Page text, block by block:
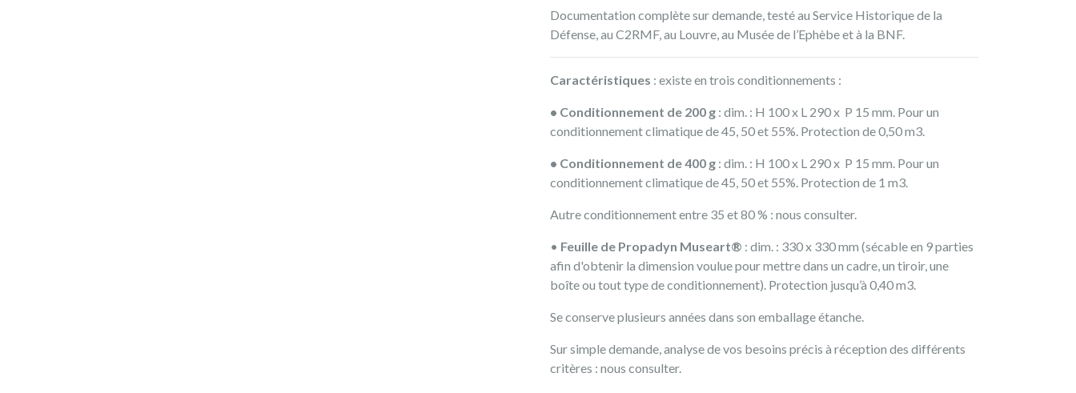
Documentation complète sur demande, testé au Service Historique de la
Défense, au C2RMF, au Louvre, au Musée de l’Ephèbe et à la BNF.
Caractéristiques : existe en trois conditionnements :
• Conditionnement de 200 g : dim. : H 100 x L 290 x P 15 mm. Pour un
conditionnement climatique de 45, 50 et 55%. Protection de 0,50 m3.
• Conditionnement de 400 g : dim. : H 100 x L 290 x P 15 mm. Pour un
conditionnement climatique de 45, 50 et 55%. Protection de 1 m3.
Autre conditionnement entre 35 et 80 % : nous consulter.
• Feuille de Propadyn Museart® : dim. : 330 x 330 mm (sécable en 9 parties
afin d'obtenir la dimension voulue pour mettre dans un cadre, un tiroir, une
boîte ou tout type de conditionnement). Protection jusqu’à 0,40 m3.
Se conserve plusieurs années dans son emballage étanche.
Sur simple demande, analyse de vos besoins précis à réception des différents
critères : nous consulter.